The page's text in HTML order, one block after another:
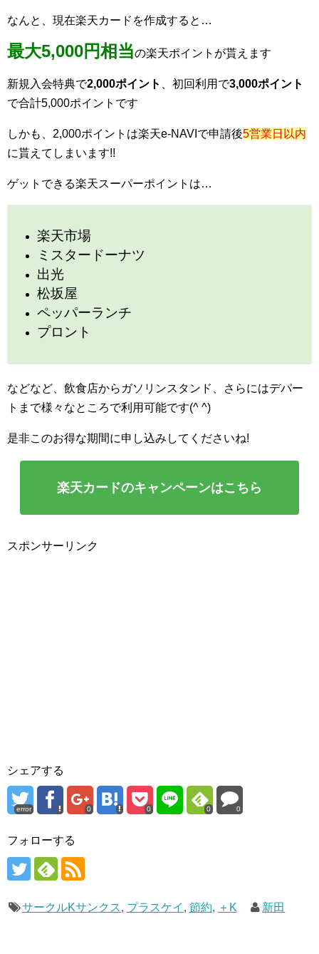
なんと、現在楽天カードを作成すると…
最大5,000円相当の楽天ポイントが貰えます
新規入会特典で2,000ポイント 、初回利用で3,000ポイント
で合計5,000ポイントです
しかも、2,000ポイントは楽天e-NAVIで申請後5営業日以内
に貰えてしまいます!!
ゲットできる楽天スーパーポイントは…
楽天市場
ミスタードーナツ
出光
松坂屋
ペッパーランチ
プロント
などなど、飲食店からガソリンスタンド、さらにはデパー
トまで様々なところで利用可能です(^ ^)
是非このお得な期間に申し込みしてくださいね!
楽天カードのキャンペーンはこちら
スポンサーリンク
シェアする
error 0 0 0 0
フォローする
サークルKサンクス, プラスケイ , 節約, ＋K 新田